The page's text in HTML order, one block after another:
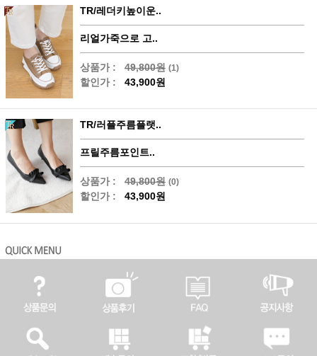
TR/레더키높이운..
리얼가죽으로 고..
상품가 : 49,800원 (1)
할인가 : 43,900원
TR/러플주름플랫..
프릴주름포인트..
상품가 : 49,800원 (0)
할인가 : 43,900원